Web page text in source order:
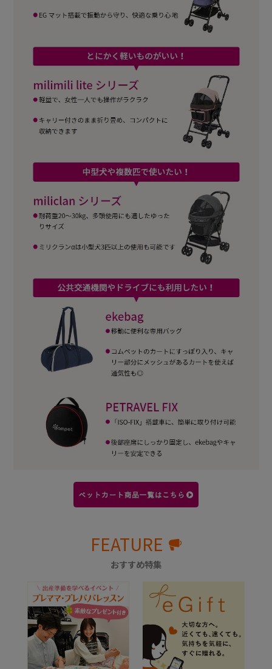
FEATURE
おすすめ特集